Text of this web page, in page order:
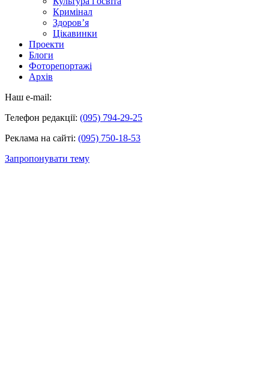
Кримінал
Здоров’я
Цікавинки
Проекти
Блоги
Фоторепортажі
Архів
Наш e-mail:
Телефон редакції: (095) 794-29-25
Реклама на сайті: (095) 750-18-53
Запропонувати тему